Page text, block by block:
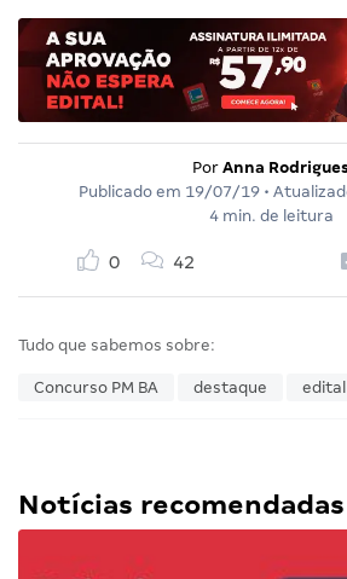
Por Anna
Publicado em 19/07/19 •
4 min. de leitura
0 42
Tudo que sabemos sobre:
Concurso PM BA destaque edital
Notícias recomendadas